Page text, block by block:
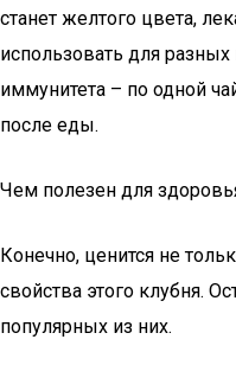
станет желтого цвета,
использовать для
иммунитета – по одной
после еды.
Чем полезен для
Конечно, ценится не
свойства этого клубня.
популярных из них.